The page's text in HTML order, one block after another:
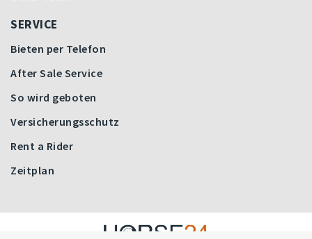
SERVICE
Bieten per Telefon
After Sale Service
So wird geboten
Versicherungsschutz
Rent a Rider
Zeitplan